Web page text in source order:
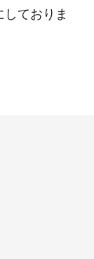
ておりま